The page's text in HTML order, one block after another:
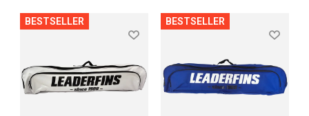
BESTSELLER BESTSELLER